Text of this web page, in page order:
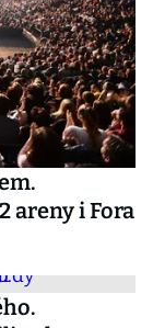
areny i Fora